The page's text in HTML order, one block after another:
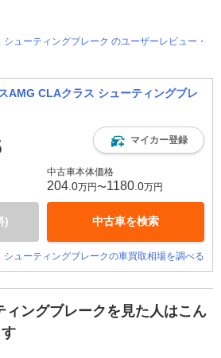
ューティングブレーク のユーザーレビュー・
AMG CLAクラス シューティングブレ
マイカー登録
)
中古車本体価格
204 .0万円〜1180 .0万円
中古車を検索
シューティングブレークの車買取相場を調べる
ングブレークを見た人はこん